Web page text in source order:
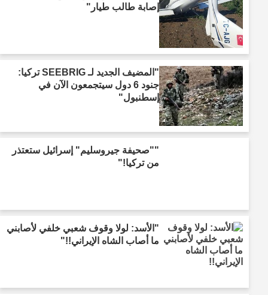
إصابة طالب طيار"
"المضيف الجديد لـ SEEBRIG تركيا:
جنود 6 دول سيتجمعون الآن في
إسطنبول"
""صحيفة جيروسليم" إسرائيل ستعتذر
من تركيا!"
"الأسد: لولا وقوف شعبي خلفي لأصابني
ما أصاب الشاه الإيراني!!"